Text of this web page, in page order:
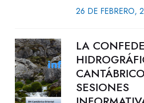
26 DE FEBRERO,
LA
SESIONES